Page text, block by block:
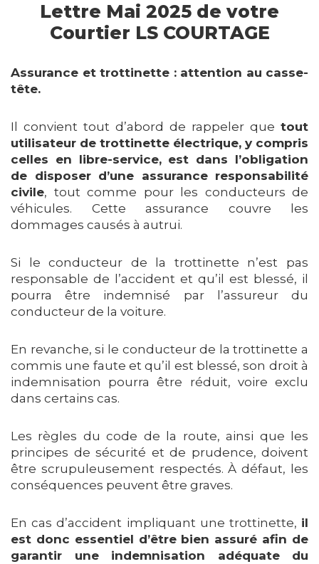
Lettre Mai 2025 de votre
Courtier LS COURTAGE
Assurance et trottinette : attention au casse-
tête.
Il convient tout d’abord de rappeler que tout
utilisateur de trottinette électrique, y compris
celles en libre-service, est dans l’obligation
de disposer d’une assurance responsabilité
civile, tout comme pour les conducteurs de
véhicules. Cette assurance couvre les
dommages causés à autrui.
Si le conducteur de la trottinette n’est pas
responsable de l’accident et qu’il est blessé, il
pourra être indemnisé par l’assureur du
conducteur de la voiture.
En revanche, si le conducteur de la trottinette a
commis une faute et qu’il est blessé, son droit à
indemnisation pourra être réduit, voire exclu
dans certains cas.
Les règles du code de la route, ainsi que les
principes de sécurité et de prudence, doivent
être scrupuleusement respectés. À défaut, les
conséquences peuvent être graves.
En cas d’accident impliquant une trottinette, il
est donc essentiel d’être bien assuré afin de
garantir une indemnisation adéquate du